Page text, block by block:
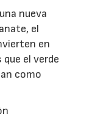
nueva
el
en
el verde
como